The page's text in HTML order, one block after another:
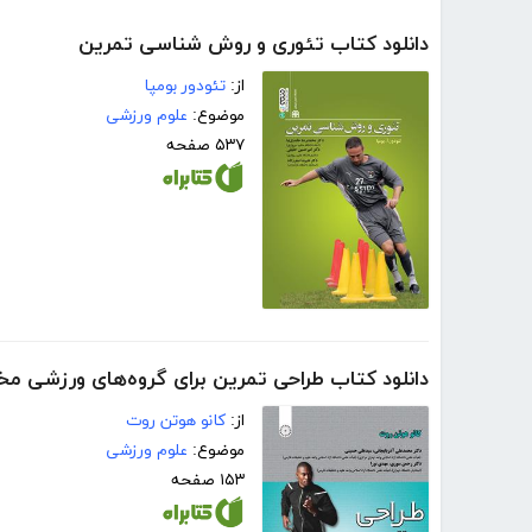
دانلود کتاب تئوری و روش شناسی تمرین
از: تئودور بومپا
موضوع: علوم ورزشی
۵۳۷ صفحه
دانلود کتاب طراحی تمرین برای گروه‌های ورزشی
از: کانو هوتن روت
موضوع: علوم ورزشی
۱۵۳ صفحه